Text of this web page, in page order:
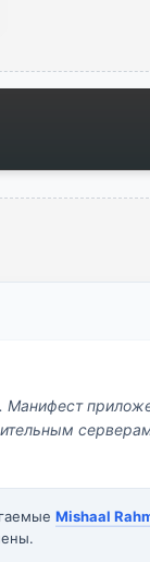
Манифест
Mishaal